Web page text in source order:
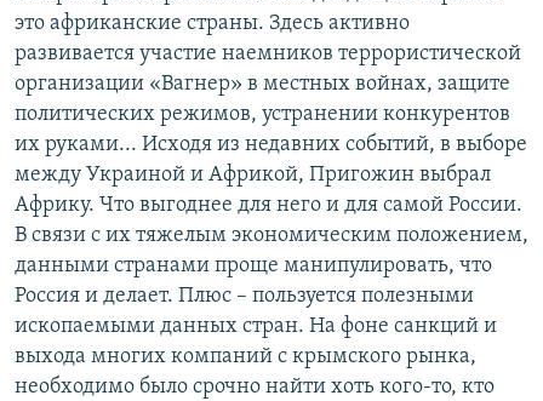
это африканские страны. Здесь активно
развивается участие наемников террористической
организации «Вагнер» в местных войнах, защите
политических режимов, устранении конкурентов
их руками... Исходя из недавних событий, в выборе
между Украиной и Африкой, Пригожин выбрал
Африку. Что выгоднее для него и для самой России.
В связи с их тяжелым экономическим положением,
данными странами проще манипулировать, что
Россия и делает. Плюс – пользуется полезными
ископаемыми данных стран. На фоне санкций и
выхода многих компаний с крымского рынка,
необходимо было срочно найти хоть кого-то, кто